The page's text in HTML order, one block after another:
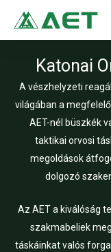
content
Katonai
A vészhelyzeti
világában a
AET-nél büszkék
taktikai orvosi
megoldások
dolgozó
Az AET a kiválóság
szakmabeliek
táskáinkat valós